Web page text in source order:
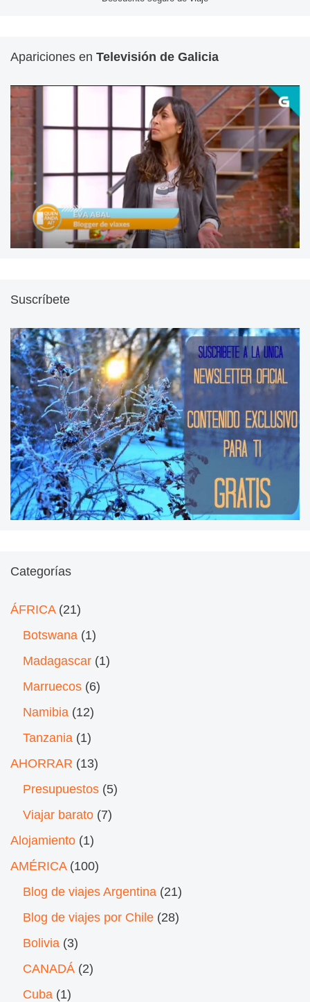
Apariciones en Televisión de Galicia
Suscríbete
Categorías
ÁFRICA(21)
Botswana (1)
Madagascar (1)
Marruecos (6)
Namibia (12)
Tanzania (1)
AHORRAR (13)
Presupuestos (5)
Viajar barato (7)
Alojamiento (1)
AMÉRICA(100)
Blog de viajes Argentina (21)
Blog de viajes por Chile (28)
Bolivia (3)
CANADÁ (2)
Cuba (1)